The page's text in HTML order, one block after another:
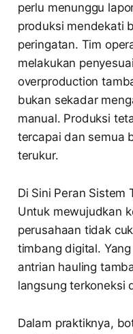
perlu menunggu
produksi mendekati
peringatan. Tim
melakukan
overproduction
bukan sekadar
manual. Produksi
tercapai dan semua
terukur.
Di Sini Peran Sistem
Untuk mewujudkan
perusahaan tidak
timbang digital.
antrian hauling
langsung terkoneksi
Dalam praktiknya,